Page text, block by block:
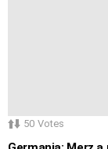
50 Votes